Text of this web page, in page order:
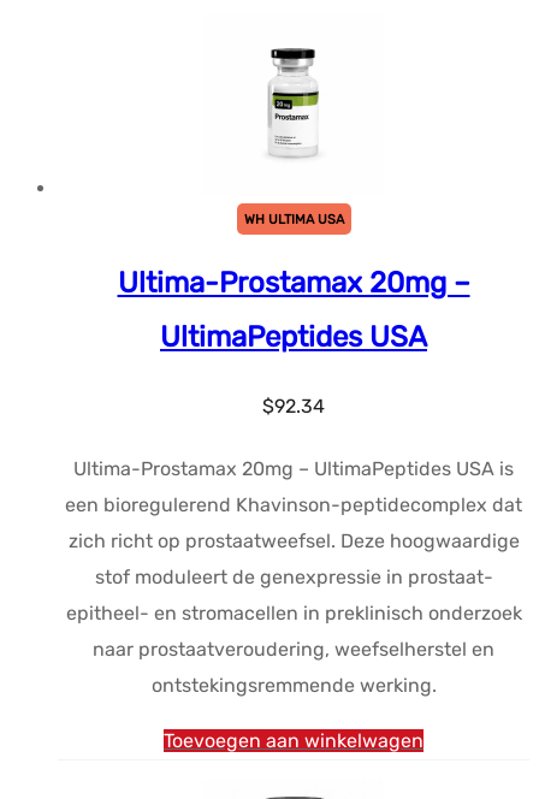
WH ULTIMA USA
Ultima-Prostamax 20mg –
UltimaPeptides USA
$92.34
Ultima-Prostamax 20mg – UltimaPeptides USA is
een bioregulerend Khavinson-peptidecomplex dat
zich richt op prostaatweefsel. Deze hoogwaardige
stof moduleert de genexpressie in prostaat-
epitheel- en stromacellen in preklinisch onderzoek
naar prostaatveroudering, weefselherstel en
ontstekingsremmende werking.
Toevoegen aan winkelwagen